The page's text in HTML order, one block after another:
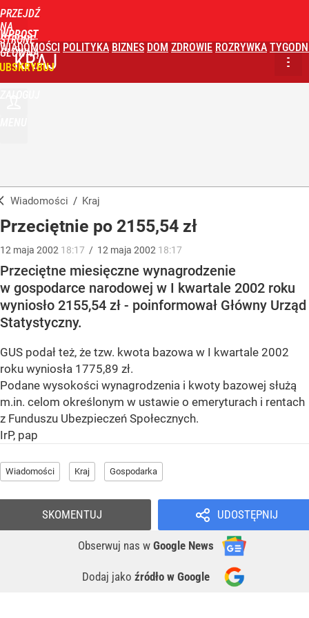
PRZEJDŹ
NA
STRONĘ
GŁÓWNĄ
WPROST
WIADOMOŚCI POLITYKA BIZNES DOM ZDROWIE ROZRYWKA
KRAJ
Wiadomości / Kraj
Przeciętnie po 2155,54 zł
12 maja 2002 18:17 / 12 maja 2002 18:17
Przeciętne miesięczne wynagrodzenie
w gospodarce narodowej w I kwartale 2002 roku
wyniosło 2155,54 zł - poinformował Główny Urząd
Statystyczny.
GUS podał też, że tzw. kwota bazowa w I kwartale 2002
roku wyniosła 1775,89 zł.
Podane wysokości wynagrodzenia i kwoty bazowej służą
m.in. celom określonym w ustawie o emeryturach i rentach
z Funduszu Ubezpieczeń Społecznych.
IrP, pap
Wiadomości Kraj Gospodarka
UDOSTĘPNIJ
Obserwuj nas w Google News
Dodaj jako źródło w Google
SKOMENTUJ